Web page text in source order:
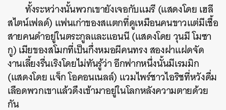
ทั้งระหว่างนั้นพวกเขายังเจอกับแมรี (แสดงโดย เฮลี
สไตน์เฟลด์) แฟนเก่าของสแตกที่ดูเหมือนคนขาวแต่มีเชื้อ
สายคนดำอยู่ในตระกูลและแอนนี (แสดงโดย วุนมี โมซา
กู) เมียของสโมกที่เป็นกึ่งหมอผีคนทรง สองฝาแฝดจัด
งานเลี้ยงรื่นเริงโดยไม่ทันรู้ว่า อีกฟากหนึ่งนั้นมีเรมมิก
(แสดงโดย แจ็ก โอคอนเนลล์) แวมไพร์ชาวไอริชที่หวังดื่ม
เลือดพวกเขาแล้วดึงเข้ามาอยู่ในโลกหลังความตายด้วย
กัน